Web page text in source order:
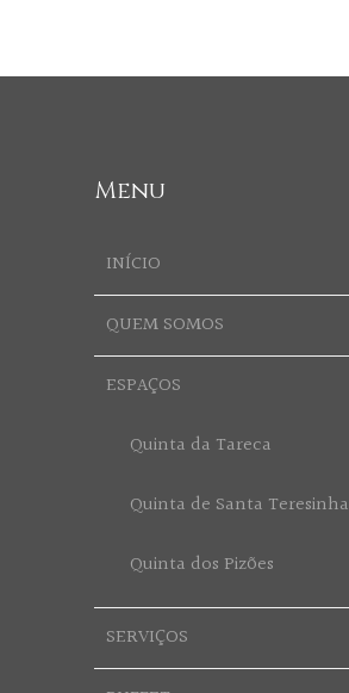
Menu
INÍCIO
QUEM SOMOS
ESPAÇOS
Quinta da Tareca
Quinta de Santa Teresinha
Quinta dos Pizões
SERVIÇOS